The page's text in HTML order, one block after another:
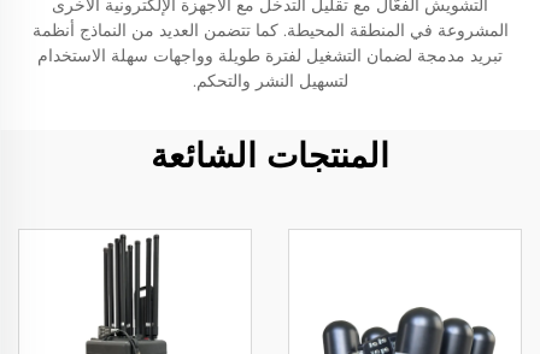
التشويش الفعّال مع تقليل التدخل مع الأجهزة الإلكترونية الأخرى
المشروعة في المنطقة المحيطة. كما تتضمن العديد من النماذج أنظمة
تبريد مدمجة لضمان التشغيل لفترة طويلة وواجهات سهلة الاستخدام
لتسهيل النشر والتحكم.
المنتجات الشائعة